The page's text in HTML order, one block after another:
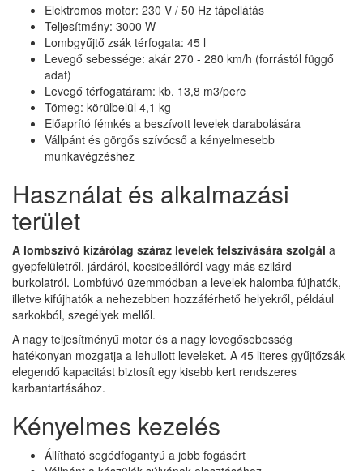
Elektromos motor: 230 V / 50 Hz tápellátás
Teljesítmény: 3000 W
Lombgyűjtő zsák térfogata: 45 l
Levegő sebessége: akár 270 - 280 km/h (forrástól függő
adat)
Levegő térfogatáram: kb. 13,8 m3/perc
Tömeg: körülbelül 4,1 kg
Előaprító fémkés a beszívott levelek darabolására
Vállpánt és görgős szívócső a kényelmesebb
munkavégzéshez
Használat és alkalmazási
terület
A lombszívó kizárólag száraz levelek felszívására szolgál a
gyepfelületről, járdáról, kocsibeállóról vagy más szilárd
burkolatról. Lombfúvó üzemmódban a levelek halomba fújhatók,
illetve kifújhatók a nehezebben hozzáférhető helyekről, például
sarkokból, szegélyek mellől.
A nagy teljesítményű motor és a nagy levegősebesség
hatékonyan mozgatja a lehullott leveleket. A 45 literes gyűjtőzsák
elegendő kapacitást biztosít egy kisebb kert rendszeres
karbantartásához.
Kényelmes kezelés
Állítható segédfogantyú a jobb fogásért